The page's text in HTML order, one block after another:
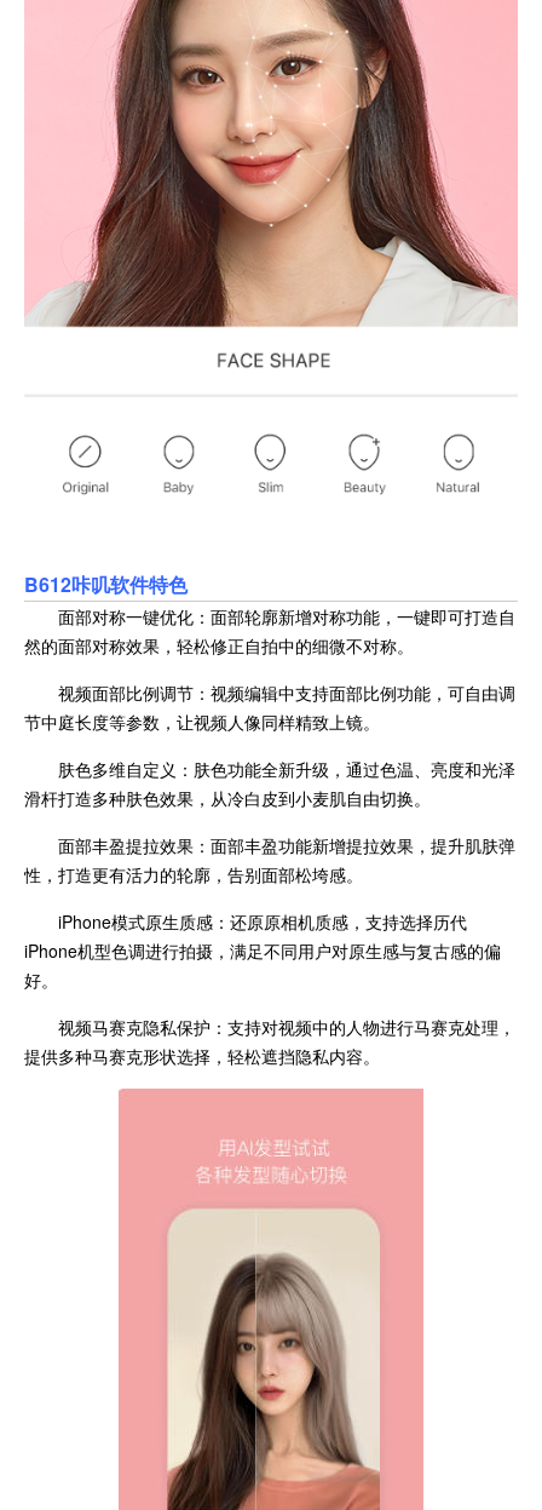
B612咔叽软件特色
面部对称一键优化：面部轮廓新增对称功能，一键即可打造自
然的面部对称效果，轻松修正自拍中的细微不对称。
视频面部比例调节：视频编辑中支持面部比例功能，可自由调
节中庭长度等参数，让视频人像同样精致上镜。
肤色多维自定义：肤色功能全新升级，通过色温、亮度和光泽
滑杆打造多种肤色效果，从冷白皮到小麦肌自由切换。
面部丰盈提拉效果：面部丰盈功能新增提拉效果，提升肌肤弹
性，打造更有活力的轮廓，告别面部松垮感。
iPhone模式原生质感：还原原相机质感，支持选择历代
iPhone机型色调进行拍摄，满足不同用户对原生感与复古感的偏
好。
视频马赛克隐私保护：支持对视频中的人物进行马赛克处理，
提供多种马赛克形状选择，轻松遮挡隐私内容。